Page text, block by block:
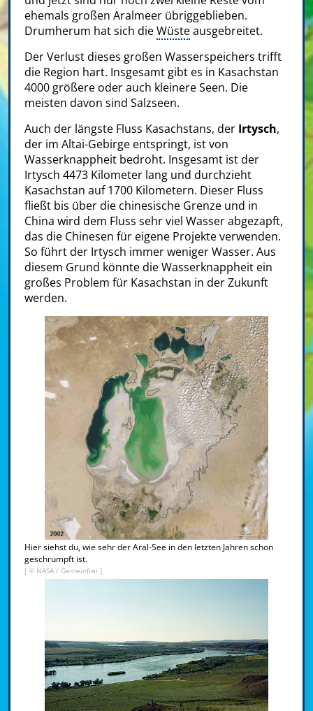
ehemals großen Aralmeer übriggeblieben.
Drumherum hat sich dieWüsteausgebreitet.
Der Verlust dieses großen Wasserspeichers trifft
die Region hart. Insgesamt gibt es in Kasachstan
4000 größere oder auch kleinere Seen. Die
meisten davon sind Salzseen.
Auch der längste Fluss Kasachstans, der Irtysch,
der im Altai-Gebirge entspringt, ist von
Wasserknappheit bedroht. Insgesamt ist der
Irtysch 4473 Kilometer lang und durchzieht
Kasachstan auf 1700 Kilometern. Dieser Fluss
fließt bis über die chinesische Grenze und in
China wird dem Fluss sehr viel Wasser abgezapft,
das die Chinesen für eigene Projekte verwenden.
So führt der Irtysch immer weniger Wasser. Aus
diesem Grund könnte die Wasserknappheit ein
großes Problem für Kasachstan in der Zukunft
werden.
Hier siehst du, wie sehr der Aral-See in den letzten Jahren schon
geschrumpft ist.
[ © NASA / Gemeinfrei ]